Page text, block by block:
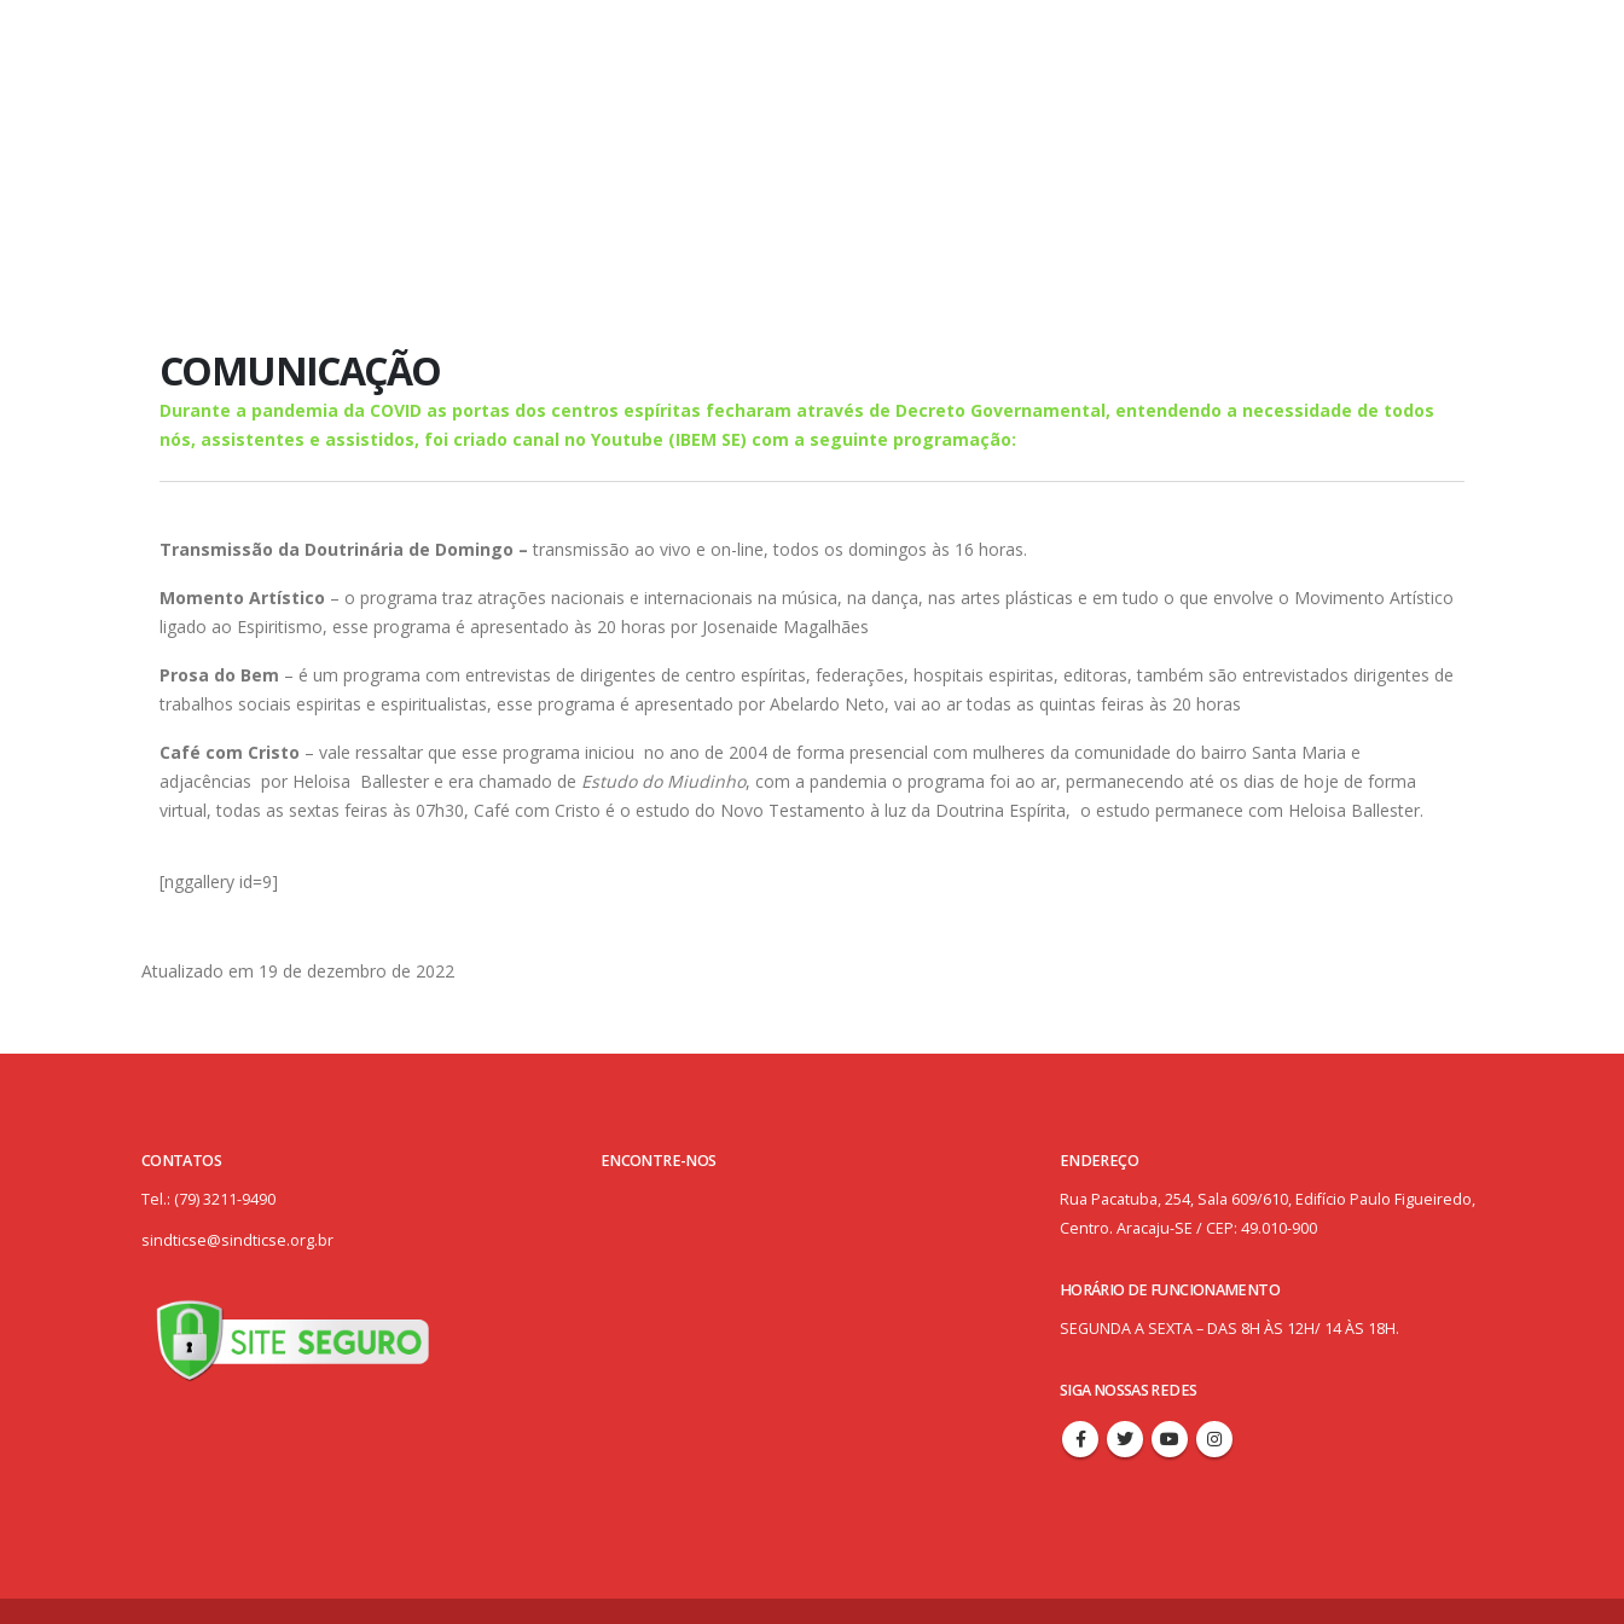
COMUNICAÇÃO
Durante a pandemia da COVID as portas dos centros espíritas fecharam através de Decreto Governamental, entendendo a necessidade de todos
nós, assistentes e assistidos, foi criado canal no Youtube (IBEM SE) com a seguinte programação:
Transmissão da Doutrinária de Domingo – transmissão ao vivo e on-line, todos os domingos às 16 horas.
Momento Artístico – o programa traz atrações nacionais e internacionais na música, na dança, nas artes plásticas e em tudo o que envolve o Movimento Artístico
ligado ao Espiritismo, esse programa é apresentado às 20 horas por Josenaide Magalhães
Prosa do Bem – é um programa com entrevistas de dirigentes de centro espíritas, federações, hospitais espiritas, editoras, também são entrevistados dirigentes de
trabalhos sociais espiritas e espiritualistas, esse programa é apresentado por Abelardo Neto, vai ao ar todas as quintas feiras às 20 horas
Café com Cristo – vale ressaltar que esse programa iniciou no ano de 2004 de forma presencial com mulheres da comunidade do bairro Santa Maria e
adjacências por Heloisa Ballester e era chamado de Estudo do Miudinho, com a pandemia o programa foi ao ar, permanecendo até os dias de hoje de forma
virtual, todas as sextas feiras às 07h30, Café com Cristo é o estudo do Novo Testamento à luz da Doutrina Espírita, o estudo permanece com Heloisa Ballester.
[nggallery id=9]
Atualizado em 19 de dezembro de 2022
CONTATOS
Tel.: (79) 3211-9490
sindticse@sindticse.org.br
ENCONTRE-NOS
ENDEREÇO
Rua Pacatuba, 254, Sala 609/610, Edifício Paulo Figueiredo,
Centro. Aracaju-SE / CEP: 49.010-900
HORÁRIO DE FUNCIONAMENTO
SEGUNDA A SEXTA – DAS 8H ÀS 12H/ 14 ÀS 18H.
SIGA NOSSAS REDES